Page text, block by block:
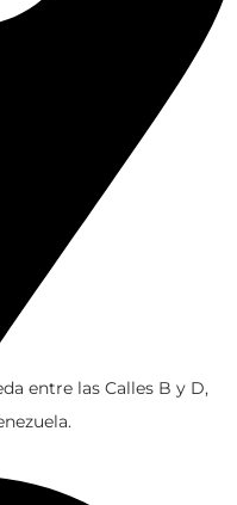
entre las Calles B y D,